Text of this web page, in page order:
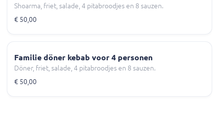
Shoarma, friet, salade, 4 pitabroodjes en 8 sauzen.
€ 50,00
Familie döner kebab voor 4 personen
Döner, friet, salade, 4 pitabroodjes en 8 sauzen.
€ 50,00